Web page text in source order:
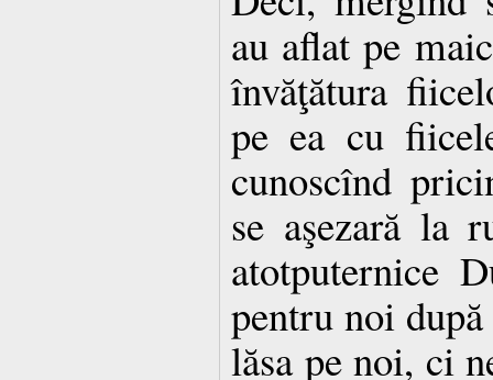
au aflat pe
învăţătura
pe ea cu
cunoscînd
se aşezară la
atotputernice
pentru noi
lăsa pe noi, ci